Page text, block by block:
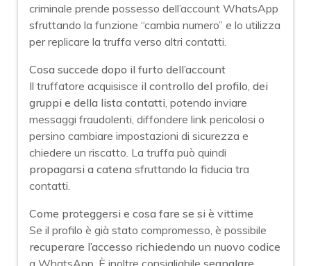
criminale prende possesso dell’account WhatsApp
sfruttando la funzione “cambia numero” e lo utilizza
per replicare la truffa verso altri contatti.
Cosa succede dopo il furto dell’account
Il truffatore acquisisce il controllo del profilo, dei
gruppi e della lista contatti , potendo inviare
messaggi fraudolenti, diffondere link pericolosi o
persino cambiare impostazioni di sicurezza e
chiedere un riscatto. La truffa può quindi
propagarsi a catena sfruttando la fiducia tra
contatti.
Come proteggersi e cosa fare se si è vittime
Se il profilo è già stato compromesso, è possibile
recuperare l’accesso richiedendo un nuovo codice
a WhatsApp. È inoltre consigliabilesegnalare